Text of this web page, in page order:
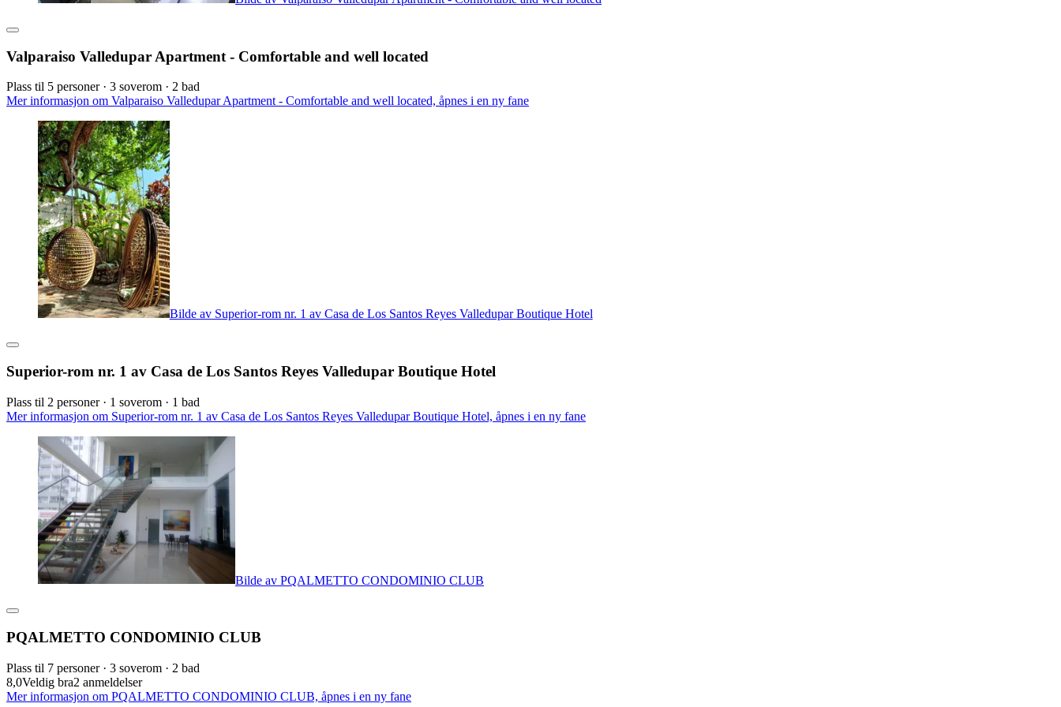
Valparaiso Valledupar Apartment - Comfortable and well located
Plass til 5 personer · 3 soverom · 2 bad
Mer informasjon om Valparaiso Valledupar Apartment - Comfortable and well located, åpnes i en ny fane
Bilde av Superior-rom nr. 1 av Casa de Los Santos Reyes Valledupar Boutique Hotel
Superior-rom nr. 1 av Casa de Los Santos Reyes Valledupar Boutique Hotel
Plass til 2 personer · 1 soverom · 1 bad
Mer informasjon om Superior-rom nr. 1 av Casa de Los Santos Reyes Valledupar Boutique Hotel, åpnes i en ny fane
Bilde av PQALMETTO CONDOMINIO CLUB
PQALMETTO CONDOMINIO CLUB
Plass til 7 personer · 3 soverom · 2 bad
8,0Veldig bra2 anmeldelser
Mer informasjon om PQALMETTO CONDOMINIO CLUB, åpnes i en ny fane